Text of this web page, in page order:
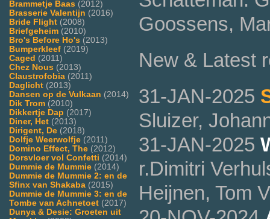
Brammetje Baas (2012)
Brasserie Valentijn (2016)
Bride Flight (2008)
Briefgeheim (2010)
Bro's Before Ho's (2013)
Bumperkleef (2019)
Caged (2011)
Chez Nous (2013)
Claustrofobia (2011)
Daglicht (2013)
Dansen op de Vulkaan (2014)
Dik Trom (2010)
Dikkertje Dap (2017)
Diner, Het (2013)
Dirigent, De (2018)
Dolfje Weerwolfje (2011)
Domino Effect, The (2012)
Dorsvloer vol Confetti (2014)
Dummie de Mummie (2014)
Dummie de Mummie 2: en de
Sfinx van Shakaba (2015)
Dummie de Mummie 3: en de
Tombe van Achnetoet (2017)
Dunya & Desie: Groeten uit
Goossens,
New & Latest
31-JAN-2025
Sluizer,
31-JAN-2025
r.Dimitri
Heijnen, Tom